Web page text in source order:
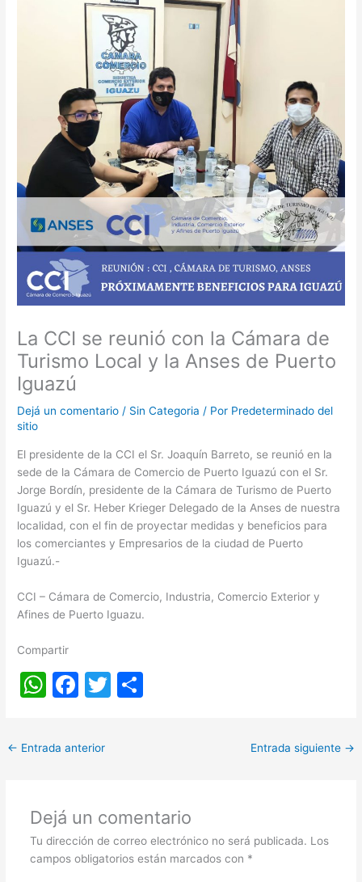
La CCI se reunió con la Cámara de
Turismo Local y la Anses de Puerto
Iguazú
Dejá un comentario / Sin Categoria / Por Predeterminado del
sitio
El presidente de la CCI el Sr. Joaquín Barreto, se reunió en la
sede de la Cámara de Comercio de Puerto Iguazú con el Sr.
Jorge Bordín, presidente de la Cámara de Turismo de Puerto
Iguazú y el Sr. Heber Krieger Delegado de la Anses de nuestra
localidad, con el fin de proyectar medidas y beneficios para
los comerciantes y Empresarios de la ciudad de Puerto
Iguazú.-
CCI – Cámara de Comercio, Industria, Comercio Exterior y
Afines de Puerto Iguazu.
Compartir
W
at
s
p
p
F
c
e
o
o
k
T
← Entrada anterior Entrada siguiente →
Dejá un comentario
Tu dirección de correo electrónico no será publicada. Los
campos obligatorios están marcados con *